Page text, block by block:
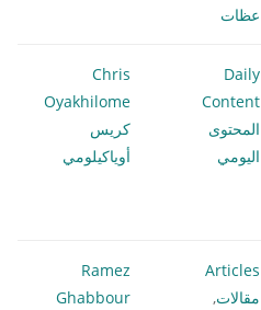
عظات
Daily
Content
المحتوى
اليومي
Chris
Oyakhilome
كريس
أوياكيلومي
Articles
مقالات,
Ramez
Ghabbour